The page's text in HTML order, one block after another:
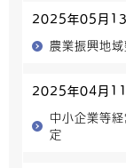
2025年05月
農業振興地
2025年04月
中小企業等
定